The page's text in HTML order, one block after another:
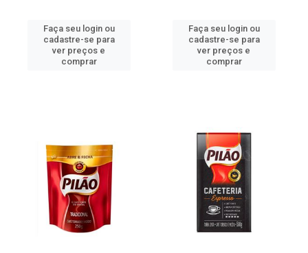
Faça seu login ou
cadastre-se para
ver preços e
comprar
Faça seu login ou
cadastre-se para
ver preços e
comprar